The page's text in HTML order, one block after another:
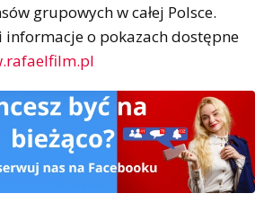
grupowych w całej Polsce.
o pokazach dostępne